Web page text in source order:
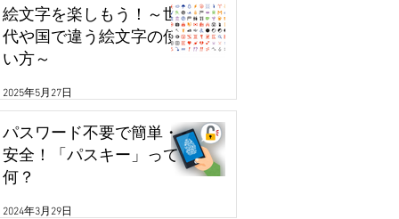
絵文字を楽しもう！～世
代や国で違う絵文字の使
い方～
2025年5月27日
パスワード不要で簡単・
安全！「パスキー」って
何？
2024年3月29日